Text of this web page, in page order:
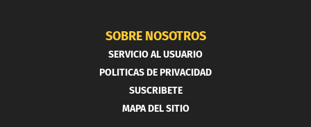
SOBRE NOSOTROS
SERVICIO AL USUARIO
POLITICAS DE PRIVACIDAD
SUSCRIBETE
MAPA DEL SITIO